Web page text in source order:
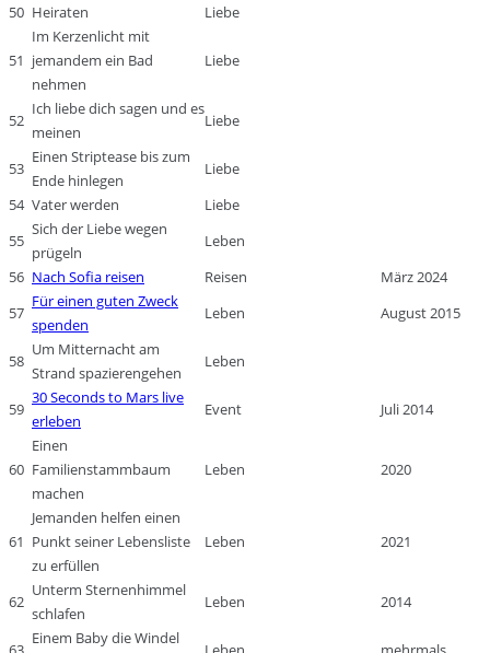
50 Heiraten Liebe
51
Im Kerzenlicht mit
jemandem ein Bad
nehmen
Liebe
52
Ich liebe dich sagen und es
meinen
Liebe
53
Einen Striptease bis zum
Ende hinlegen
Liebe
54 Vater werden
Liebe
55
Sich der Liebe wegen
prügeln
Leben
56 Nach Sofia reisen Reisen
März 2024
57
Für einen guten Zweck
spenden
Leben August 2015
58
Um Mitternacht am
Strand spazierengehen
Leben
59
30 Seconds to Mars live
erleben
Event Juli 2014
60
Einen
Familienstammbaum
machen
Leben 2020
61
Jemanden helfen einen
Punkt seiner Lebensliste
zu erfüllen
Leben 2021
62
Unterm Sternenhimmel
schlafen
Leben 2014
Einem Baby die Windel